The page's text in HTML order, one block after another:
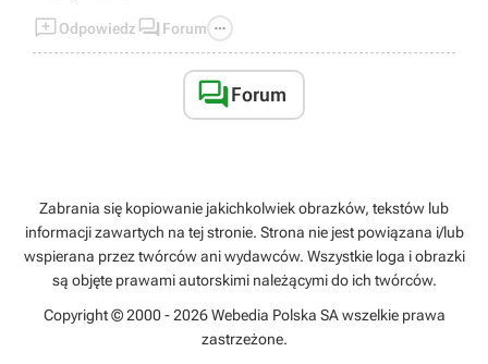
Odpowiedz  Forum 
Forum
Zabrania się kopiowanie jakichkolwiek obrazków, tekstów lub
informacji zawartych na tej stronie. Strona nie jest powiązana i/lub
wspierana przez twórców ani wydawców. Wszystkie loga i obrazki
są objęte prawami autorskimi należącymi do ich twórców.
Copyright © 2000 - 2026 Webedia Polska SA wszelkie prawa
zastrzeżone.